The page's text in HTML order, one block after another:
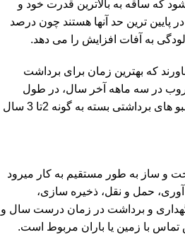
که ساقه به بالاترین قدرت خود و
پایین ترین حد آنها هستند چون درصد
به آفات افزایش را می دهد.
که بهترین زمان برای برداشت
در سه ماهه آخر سال، در طول
فصل مرطوب است. عمر بامبو های برداشتی بسته به گونه 2تا 3 سال
و ساز به طور مستقیم به کار میرود
حمل و نقل، ذخیره سازی،
و برداشت در زمان درست سال و
با زمین یا باران مربوط است.